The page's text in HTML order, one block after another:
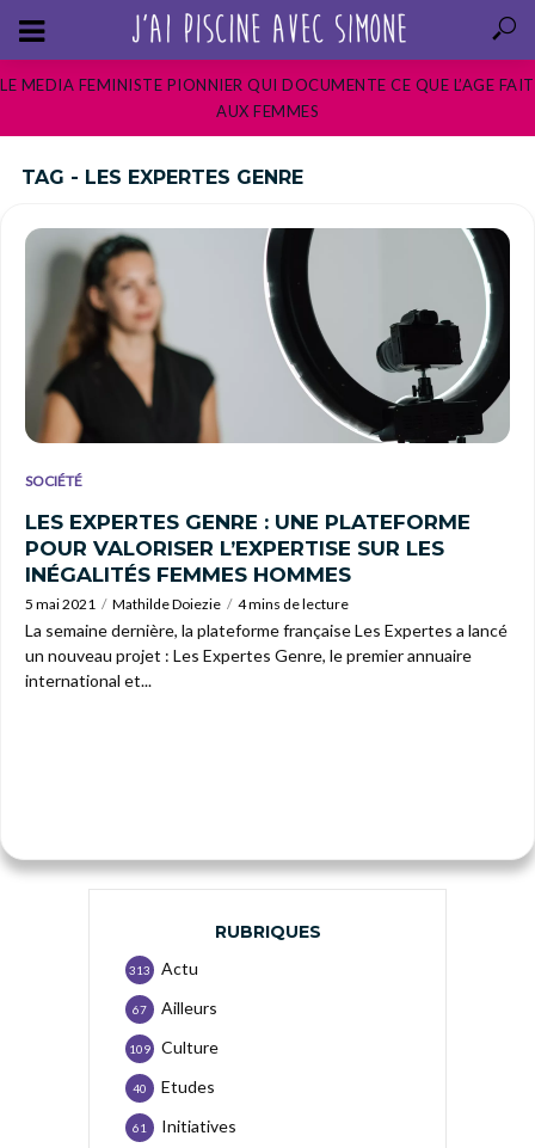
LE MEDIA FEMINISTE PIONNIER QUI DOCUMENTE CE QUE L’AGE FAIT
AUX FEMMES
TAG - LES EXPERTES GENRE
SOCIÉTÉ
LES EXPERTES GENRE : UNE PLATEFORME
POUR VALORISER L’EXPERTISE SUR LES
INÉGALITÉS FEMMES HOMMES
5 mai 2021 Mathilde Doiezie 4 mins de lecture
La semaine dernière, la plateforme française Les Expertes a lancé
un nouveau projet : Les Expertes Genre, le premier annuaire
international et...
RUBRIQUES
Actu
313
Ailleurs
67
Culture
109
Etudes
40
Initiatives
61